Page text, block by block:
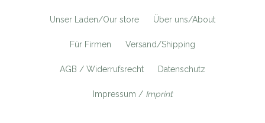
Unser Laden/Our store Über uns/About
Für Firmen Versand/Shipping
AGB / Widerrufsrecht Datenschutz
Impressum / Imprint